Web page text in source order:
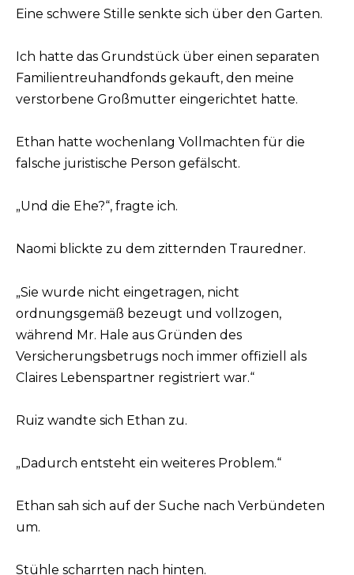
Eine schwere Stille senkte sich über den Garten.
Ich hatte das Grundstück über einen separaten
Familientreuhandfonds gekauft, den meine
verstorbene Großmutter eingerichtet hatte.
Ethan hatte wochenlang Vollmachten für die
falsche juristische Person gefälscht.
„Und die Ehe?“, fragte ich.
Naomi blickte zu dem zitternden Trauredner.
„Sie wurde nicht eingetragen, nicht
ordnungsgemäß bezeugt und vollzogen,
während Mr. Hale aus Gründen des
Versicherungsbetrugs noch immer offiziell als
Claires Lebenspartner registriert war.“
Ruiz wandte sich Ethan zu.
„Dadurch entsteht ein weiteres Problem.“
Ethan sah sich auf der Suche nach Verbündeten
um.
Stühle scharrten nach hinten.